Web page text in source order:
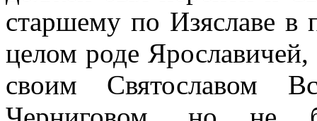
старшему по Изяславе в
целом роде
своим Святославом